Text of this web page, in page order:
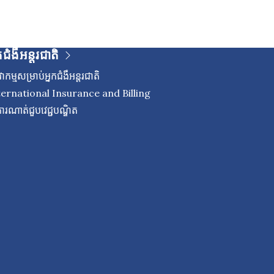
ជំងឺអន្តរជាតិ
កម្មសម្រាប់អ្នកជំងឺអន្តរជាតិ
Insurance and Billing
ារណាត់ជួបវេជ្ជបណ្ឌិត